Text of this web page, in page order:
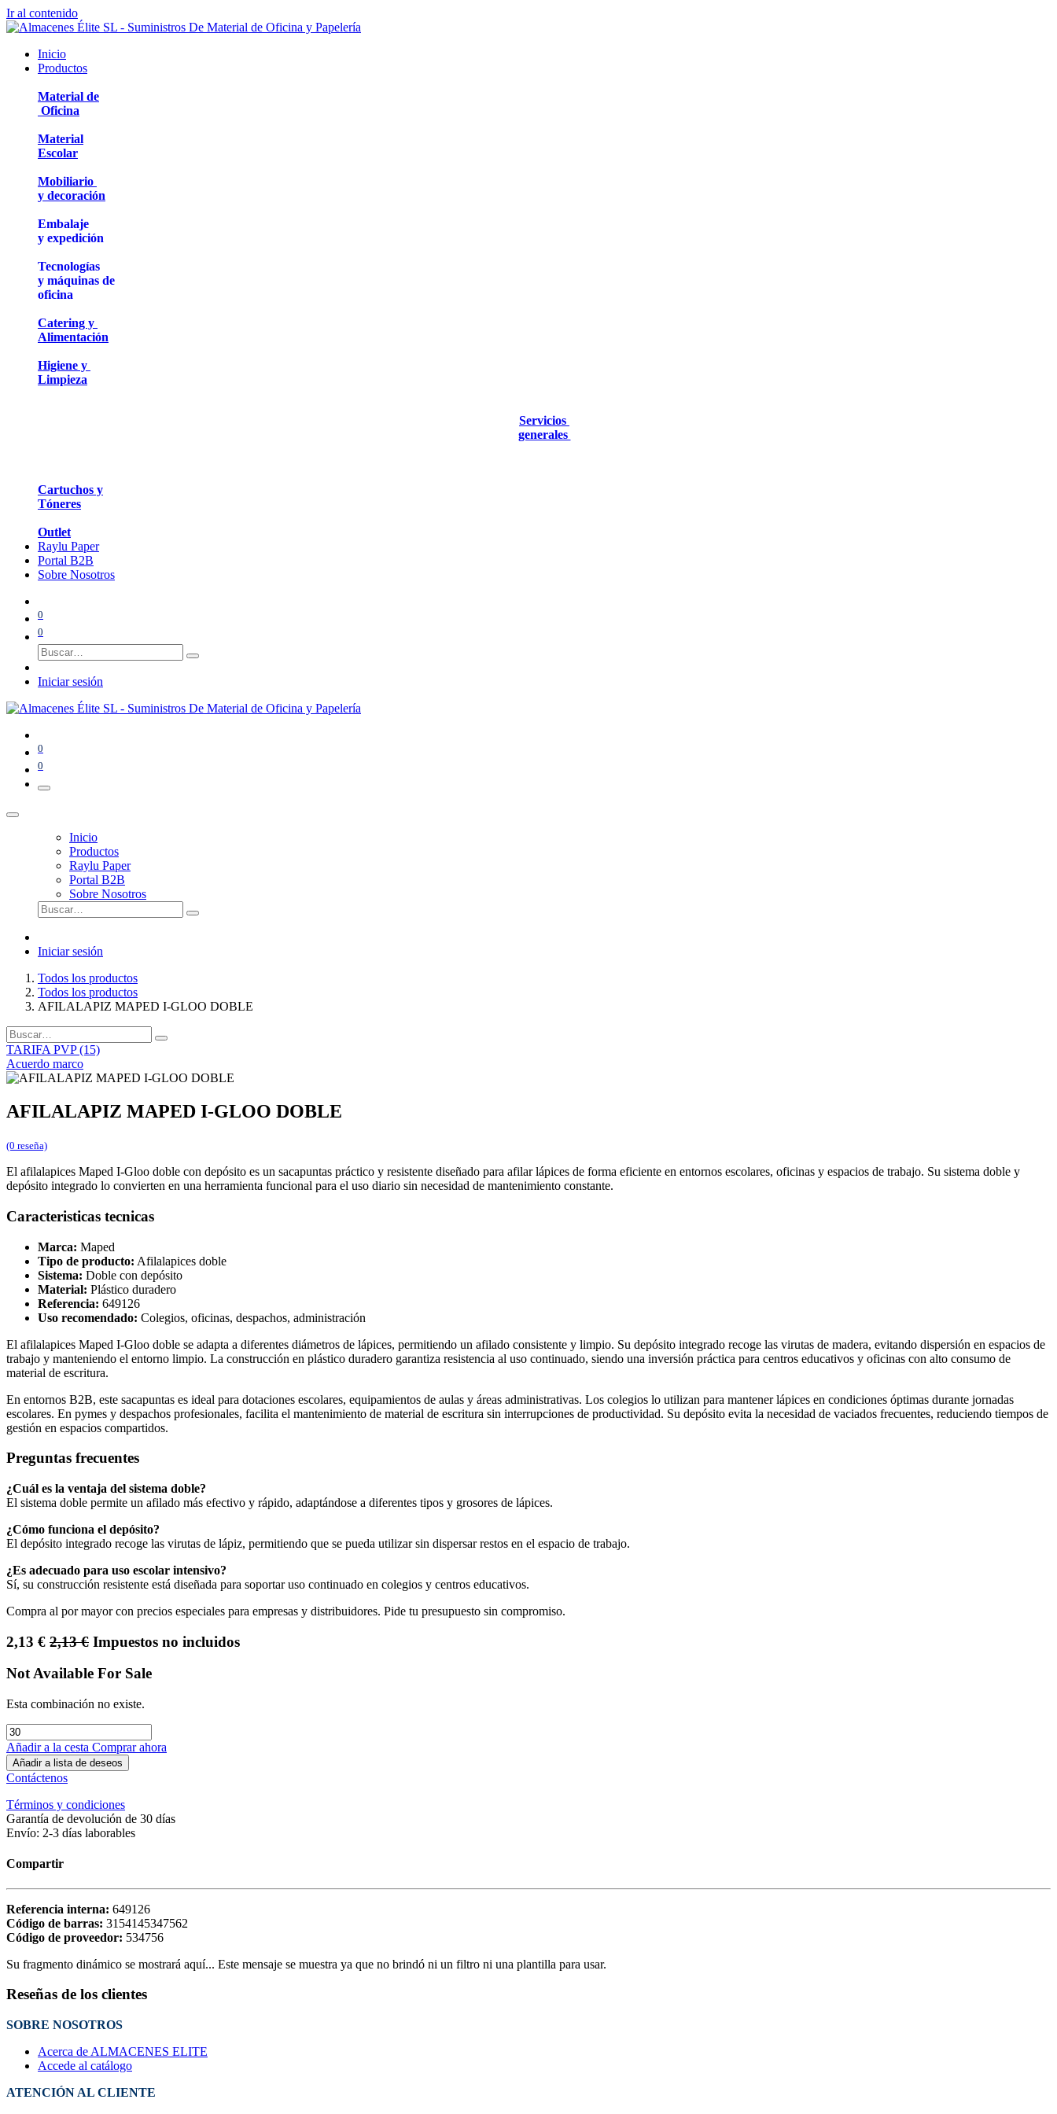
Ir al contenido
Inicio
Productos
Material de
Oficina
Material
Escolar
Mobiliario
y decoración
Embalaje
y expedición
Tecnologías
y máquinas de
oficina
Catering y
Alimentación
Higiene y
Limpieza
Servicios
generales
Cartuchos y
Tóneres
Outlet
Raylu Paper
Portal B2B
Sobre Nosotros
0
0
Iniciar sesión
0
0
Inicio
Productos
Raylu Paper
Portal B2B
Sobre Nosotros
Iniciar sesión
Todos los productos
Todos los productos
AFILALAPIZ MAPED I-GLOO DOBLE
TARIFA PVP (15)
Acuerdo marco
AFILALAPIZ MAPED I-GLOO DOBLE
(0 reseña)
El afilalapices Maped I-Gloo doble con depósito es un sacapuntas práctico y resistente diseñado para afilar lápices de forma eficiente en entornos escolares, oficinas y espacios de trabajo. Su sistema doble y
depósito integrado lo convierten en una herramienta funcional para el uso diario sin necesidad de mantenimiento constante.
Caracteristicas tecnicas
Marca: Maped
Tipo de producto: Afilalapices doble
Sistema: Doble con depósito
Material: Plástico duradero
Referencia: 649126
Uso recomendado: Colegios, oficinas, despachos, administración
El afilalapices Maped I-Gloo doble se adapta a diferentes diámetros de lápices, permitiendo un afilado consistente y limpio. Su depósito integrado recoge las virutas de madera, evitando dispersión en espacios de
trabajo y manteniendo el entorno limpio. La construcción en plástico duradero garantiza resistencia al uso continuado, siendo una inversión práctica para centros educativos y oficinas con alto consumo de
material de escritura.
En entornos B2B, este sacapuntas es ideal para dotaciones escolares, equipamientos de aulas y áreas administrativas. Los colegios lo utilizan para mantener lápices en condiciones óptimas durante jornadas
escolares. En pymes y despachos profesionales, facilita el mantenimiento de material de escritura sin interrupciones de productividad. Su depósito evita la necesidad de vaciados frecuentes, reduciendo tiempos de
gestión en espacios compartidos.
Preguntas frecuentes
¿Cuál es la ventaja del sistema doble?
El sistema doble permite un afilado más efectivo y rápido, adaptándose a diferentes tipos y grosores de lápices.
¿Cómo funciona el depósito?
El depósito integrado recoge las virutas de lápiz, permitiendo que se pueda utilizar sin dispersar restos en el espacio de trabajo.
¿Es adecuado para uso escolar intensivo?
Sí, su construcción resistente está diseñada para soportar uso continuado en colegios y centros educativos.
Compra al por mayor con precios especiales para empresas y distribuidores. Pide tu presupuesto sin compromiso.
2,13 € 2,13€ Impuestos no incluidos
Not Available For Sale
Esta combinación no existe.
Añadir a la cesta Comprar ahora
Añadir a lista de deseos
Contáctenos
Términos y condiciones
Garantía de devolución de 30 días
Envío: 2-3 días laborables
Compartir
Referencia interna: 649126
Código de barras: 3154145347562
Código de proveedor: 534756
Su fragmento dinámico se mostrará aquí... Este mensaje se muestra ya que no brindó ni un filtro ni una plantilla para usar.
Reseñas de los clientes
SOBRE NOSOTROS
Acerca de ALMACENES ELITE
Accede al catálogo
ATENCIÓN AL CLIENTE